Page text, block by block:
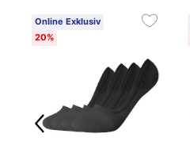
Online Exklusiv
20%